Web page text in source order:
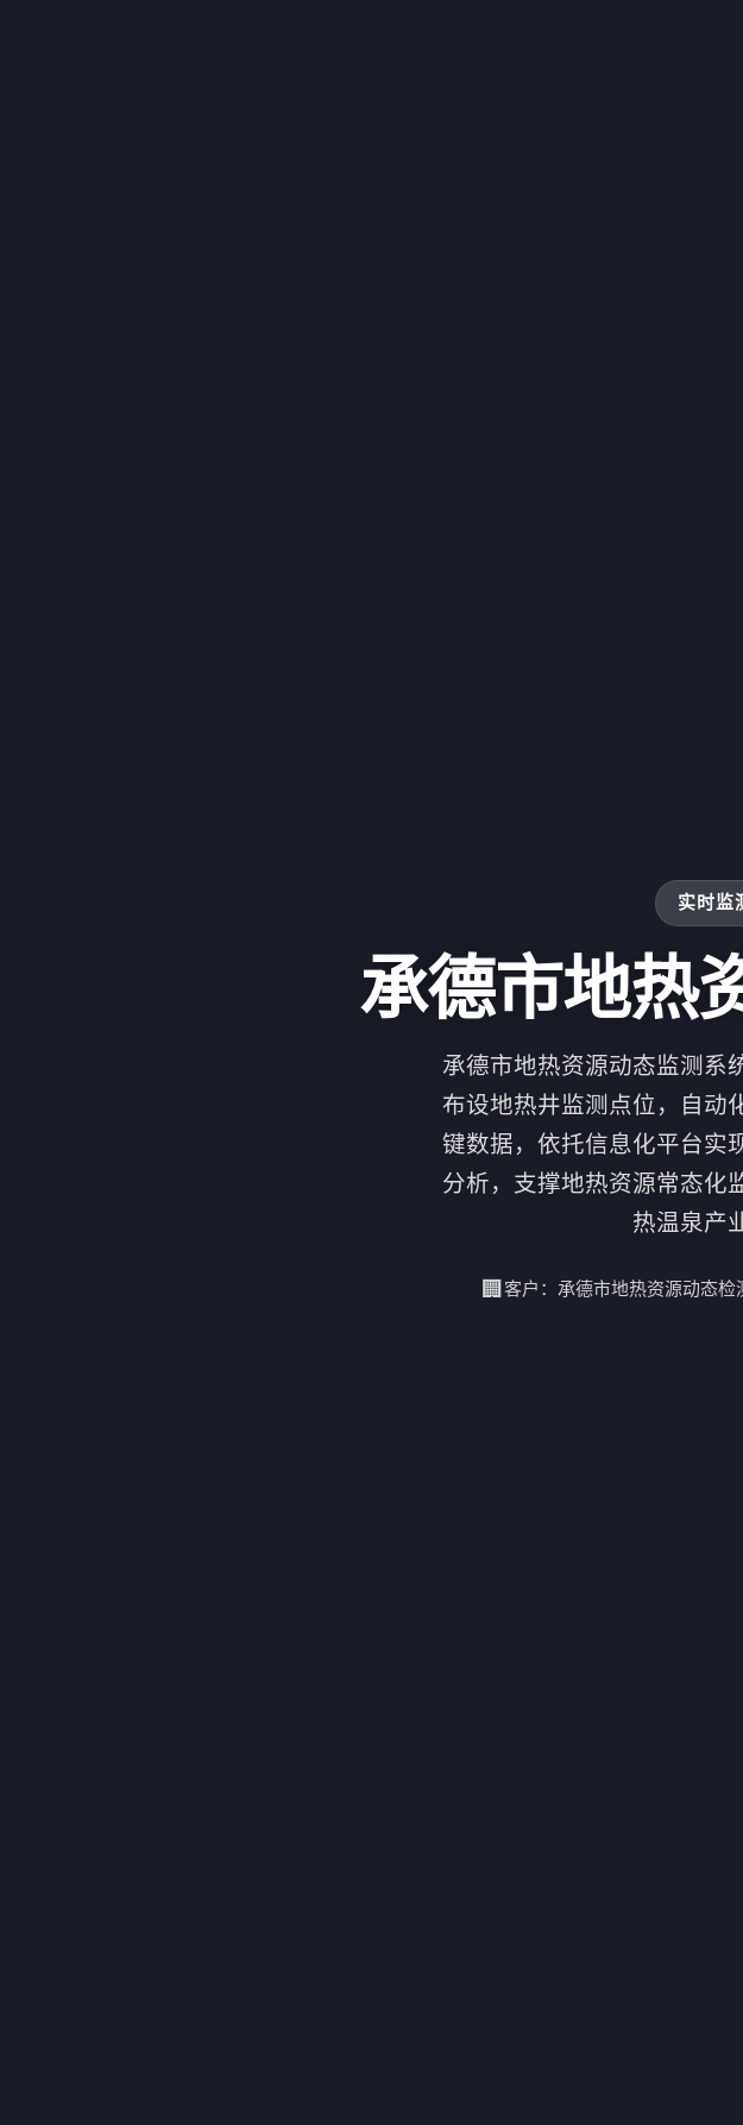
实时监
承德市地热
承德市地热资源动态监测系
布设地热井监测点位，自动
键数据，依托信息化平台实
分析，支撑地热资源常态化
热温泉产
🏢 客户： 承德市地热资源动态检